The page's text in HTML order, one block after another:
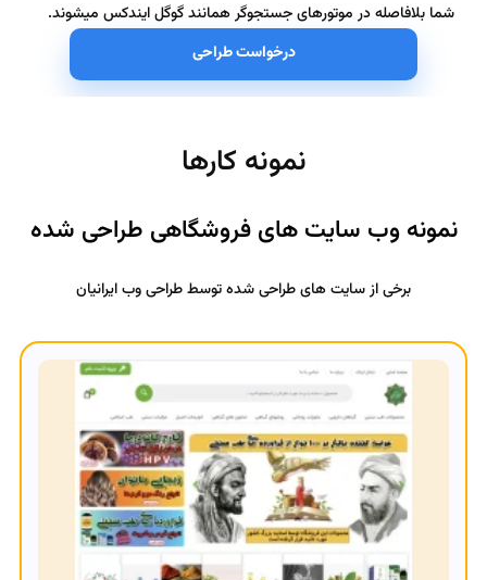
شما بلافاصله در موتورهای جستجوگر همانند گوگل ایندکس میشوند.
درخواست طراحی
نمونه کارها
نمونه وب سایت های فروشگاهی طراحی شده
برخی از سایت های طراحی شده توسط طراحی وب ایرانیان